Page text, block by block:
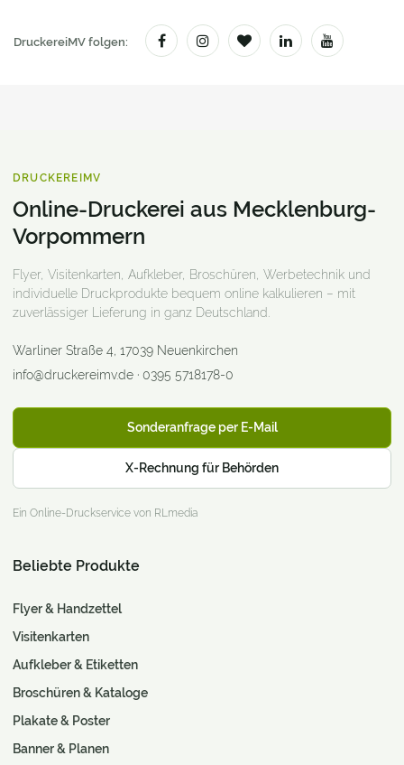
DruckereiMV folgen:
DRUCKEREIMV
Online-Druckerei aus Mecklenburg-
Vorpommern
Flyer, Visitenkarten, Aufkleber, Broschüren, Werbetechnik und
individuelle Druckprodukte bequem online kalkulieren – mit
zuverlässiger Lieferung in ganz Deutschland.
Warliner Straße 4 17039 Neuenkirchen
info@druckereimv.de · 0395 5718178-0
Sonderanfrage per E-Mail
X-Rechnung für Behörden
Ein Online-Druckservice von RLmedia
Beliebte Produkte
Flyer & Handzettel
Visitenkarten
Aufkleber & Etiketten
Broschüren & Kataloge
Plakate & Poster
Banner & Planen